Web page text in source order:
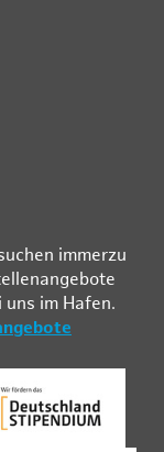
im­mer­zu
im Ha­fen.